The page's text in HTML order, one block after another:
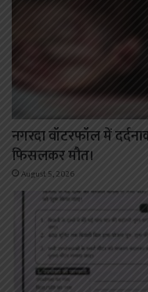
नगरदा वॉटरफॉल में
फिसलकर मौत।
August 5, 2026